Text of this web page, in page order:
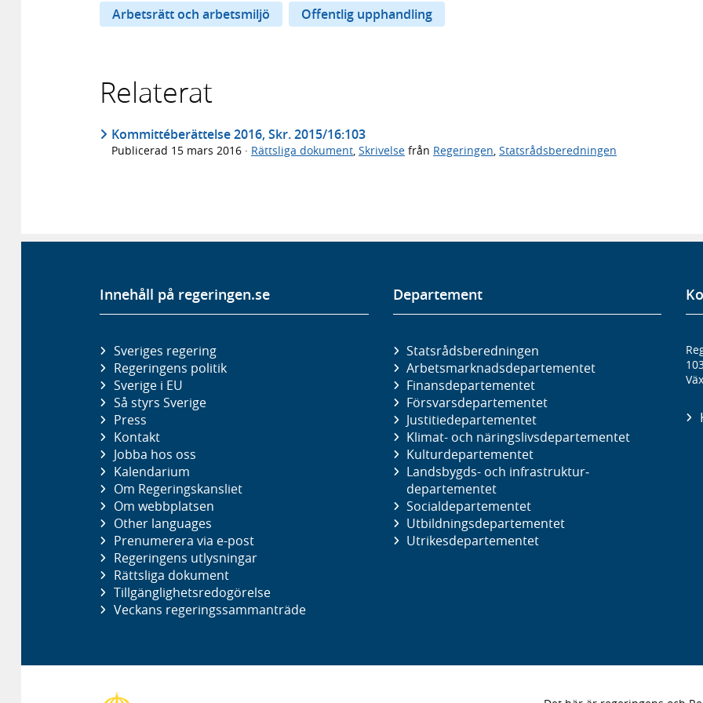
Arbetsrätt och arbetsmiljö
Offentlig upphandling
Relaterat
Kommittéberättelse 2016, Skr. 2015/16:103
Publicerad 15 mars 2016 · Rättsliga dokument, Skrivelse från Regeringen, Statsrådsberedningen
Innehåll på regeringen.se
Sveriges regering
Regeringens politik
Sverige i EU
Så styrs Sverige
Press
Kontakt
Jobba hos oss
Kalendarium
Om Regeringskansliet
Om webbplatsen
Other languages
Prenumerera via e-post
Regeringens utlysningar
Rättsliga dokument
Tillgänglighetsredogörelse
Veckans regeringssammanträde
Departement
Statsrådsberedningen
Arbetsmarknads­departementet
Finans­departementet
Försvars­departementet
Justitie­departementet
Klimat- och näringslivs­departementet
Kultur­departementet
Landsbygds- och infrastruktur­
departementet
Social­departementet
Utbildnings­departementet
Utrikes­departementet